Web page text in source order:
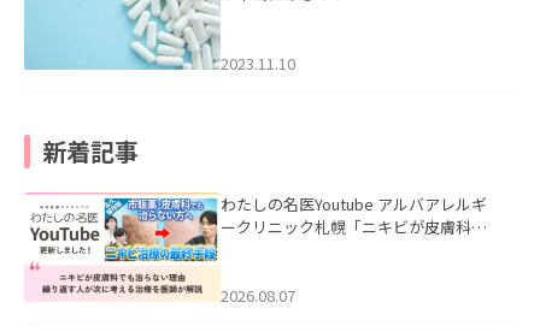
2023.11.10
新着記事
わたしの名医Youtube アルバアレルギ
ークリニック札幌「ニキビが皮膚科で
ました。
2026.08.07